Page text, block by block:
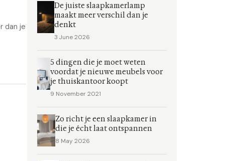
dan je
De juiste slaapkamerlamp
maakt meer verschil dan je
denkt
3 June 2026
5 dingen die je moet weten
voordat je nieuwe meubels voor
je thuiskantoor koopt
9 November 2021
Zo richt je een slaapkamer in
die je écht laat ontspannen
8 May 2026